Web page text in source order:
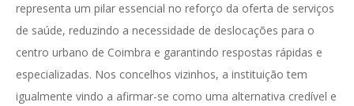
representa um pilar essencial no reforço da oferta de serviços
de saúde, reduzindo a necessidade de deslocações para o
centro urbano de Coimbra e garantindo respostas rápidas e
especializadas. Nos concelhos vizinhos, a instituição tem
igualmente vindo a afirmar-se como uma alternativa credível e